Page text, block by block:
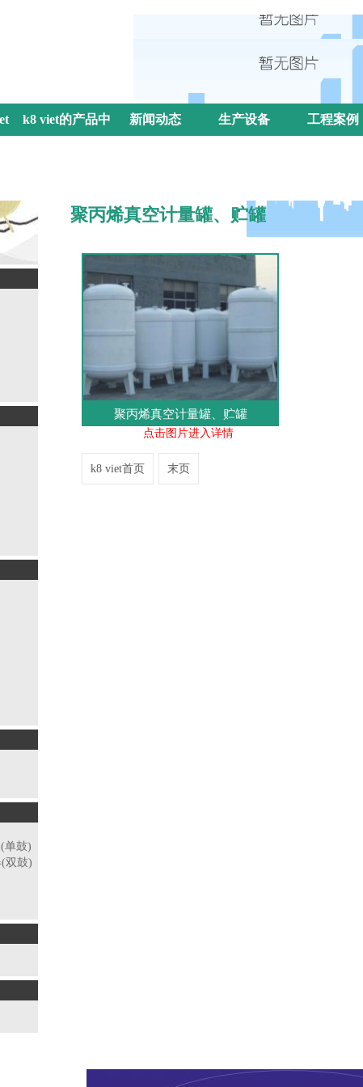
k8 viet的产品中 新闻动态 生产设备 工程案例
单鼓)
双鼓)
聚丙烯真空计量罐、贮罐
聚丙烯真空计量罐、贮罐
点击图片进入详情
k8 viet首页 末页